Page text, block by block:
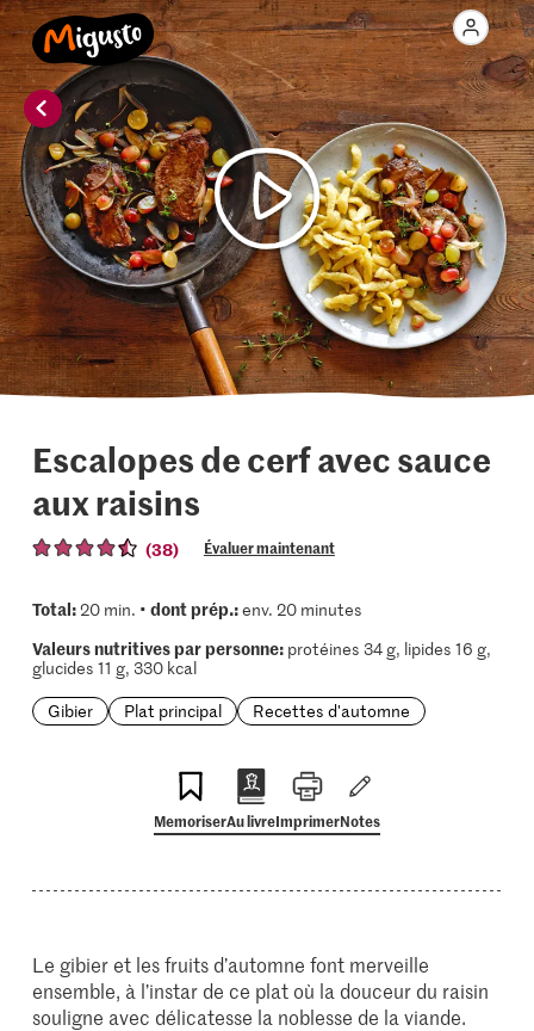
Escalopes de cerf avec sauce
aux raisins
(38) Évaluer maintenant
Total:20 min. • dont prép.:env. 20 minutes
Valeurs nutritives par personne:protéines 34 g, lipides 16 g,
glucides 11 g, 330 kcal
Gibier
Plat principal Recettes d'automne
MemoriserAu livreImprimerNotes
Le gibier et les fruits d’automne font merveille
ensemble, à l’instar de ce plat où la douceur du raisin
souligne avec délicatesse la noblesse de la viande.